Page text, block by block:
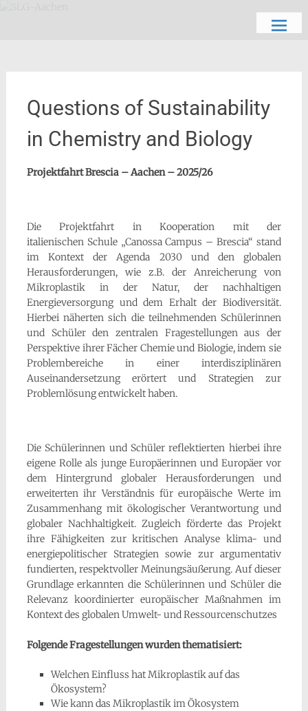
Questions of Sustainability
in Chemistry and Biology
Projektfahrt Brescia – Aachen – 2025/26
Die Projektfahrt in Kooperation mit der
italienischen Schule „Canossa Campus – Brescia“ stand
im Kontext der Agenda 2030 und den globalen
Herausforderungen, wie z.B. der Anreicherung von
Mikroplastik in der Natur, der nachhaltigen
Energieversorgung und dem Erhalt der Biodiversität.
Hierbei näherten sich die teilnehmenden Schülerinnen
und Schüler den zentralen Fragestellungen aus der
Perspektive ihrer Fächer Chemie und Biologie, indem sie
Problembereiche in einer interdisziplinären
Auseinandersetzung erörtert und Strategien zur
Problemlösung entwickelt haben.
Die Schülerinnen und Schüler reflektierten hierbei ihre
eigene Rolle als junge Europäerinnen und Europäer vor
dem Hintergrund globaler Herausforderungen und
erweiterten ihr Verständnis für europäische Werte im
Zusammenhang mit ökologischer Verantwortung und
globaler Nachhaltigkeit. Zugleich förderte das Projekt
ihre Fähigkeiten zur kritischen Analyse klima- und
energiepolitischer Strategien sowie zur argumentativ
fundierten, respektvoller Meinungsäußerung. Auf dieser
Grundlage erkannten die Schülerinnen und Schüler die
Relevanz koordinierter europäischer Maßnahmen im
Kontext des globalen Umwelt- und Ressourcenschutzes
Folgende Fragestellungen wurden thematisiert:
Welchen Einfluss hat Mikroplastik auf das
Ökosystem?
Wie kann das Mikroplastik im Ökosystem